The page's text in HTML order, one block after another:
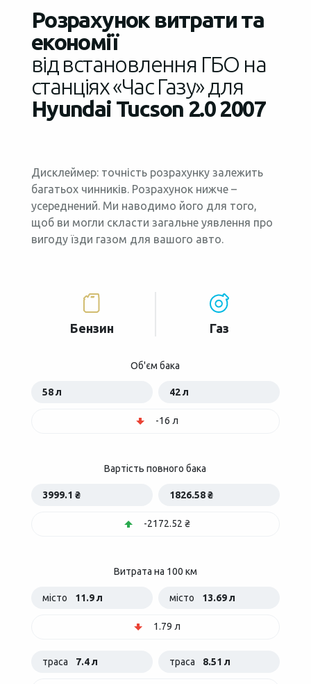
Розрахунок витрати та
економії
від встановлення ГБО на
станціях «Час Газу» для
Hyundai Tucson 2.0 2007
Дисклеймер: точність розрахунку залежить
багатьох чинників. Розрахунок нижче –
усереднений. Ми наводимо його для того,
щоб ви могли скласти загальне уявлення про
вигоду їзди газом для вашого авто.
Бензин Газ
Об'єм бака
58 л 42 л
-16 л
Вартість повного бака
3999.1 ₴ 1826.58 ₴
-2172.52 ₴
Витрата на 100 км
місто 11.9 л місто 13.69 л
1.79 л
траса 7.4 л траса 8.51 л